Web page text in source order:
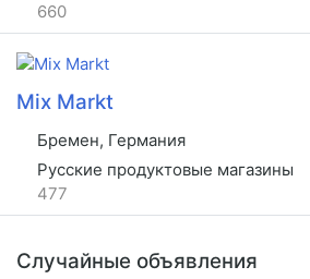
660
Mix Markt
Бремен, Германия
Русские продуктовые магазины
477
Случайные объявления